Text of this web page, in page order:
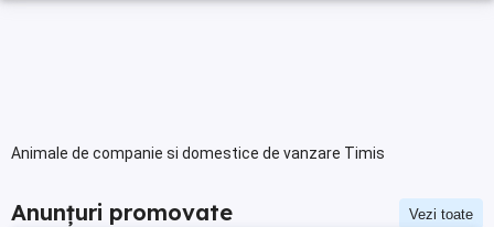
Animale de companie si domestice de vanzare Timis
Anunțuri promovate Vezi toate